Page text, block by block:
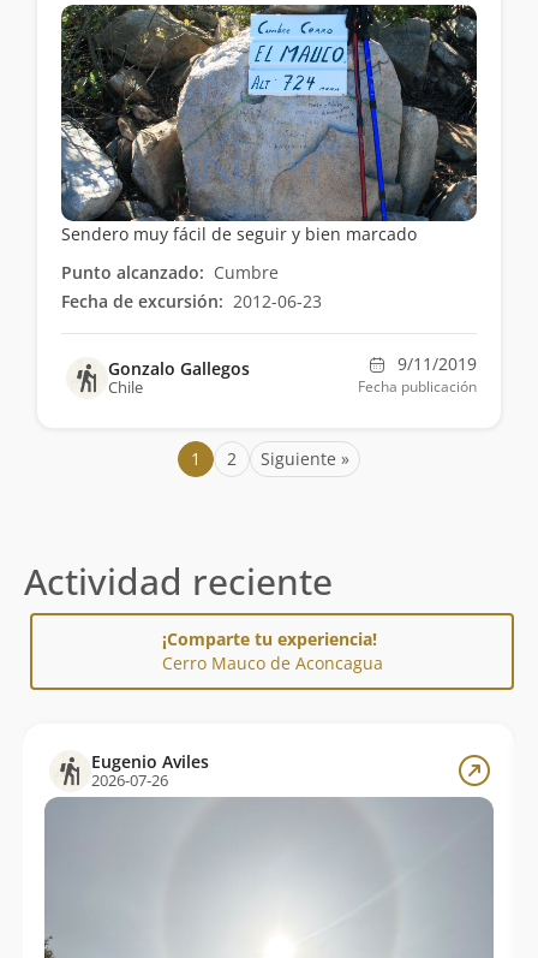
Sendero muy fácil de seguir y bien marcado
Punto alcanzado: Cumbre
Fecha de excursión: 2012-06-23
Gonzalo Gallegos
Chile
9/11/2019
Fecha publicación
1 2 Siguiente »
Actividad reciente
¡Comparte tu experiencia!
Cerro Mauco de Aconcagua
Eugenio Aviles
2026-07-26